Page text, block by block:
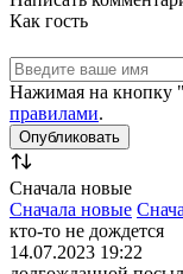
Как гость
Нажимая на кнопку
правилами.
Сначала новые
Сначала новые
кто-то не дождется
14.07.2023 19:22